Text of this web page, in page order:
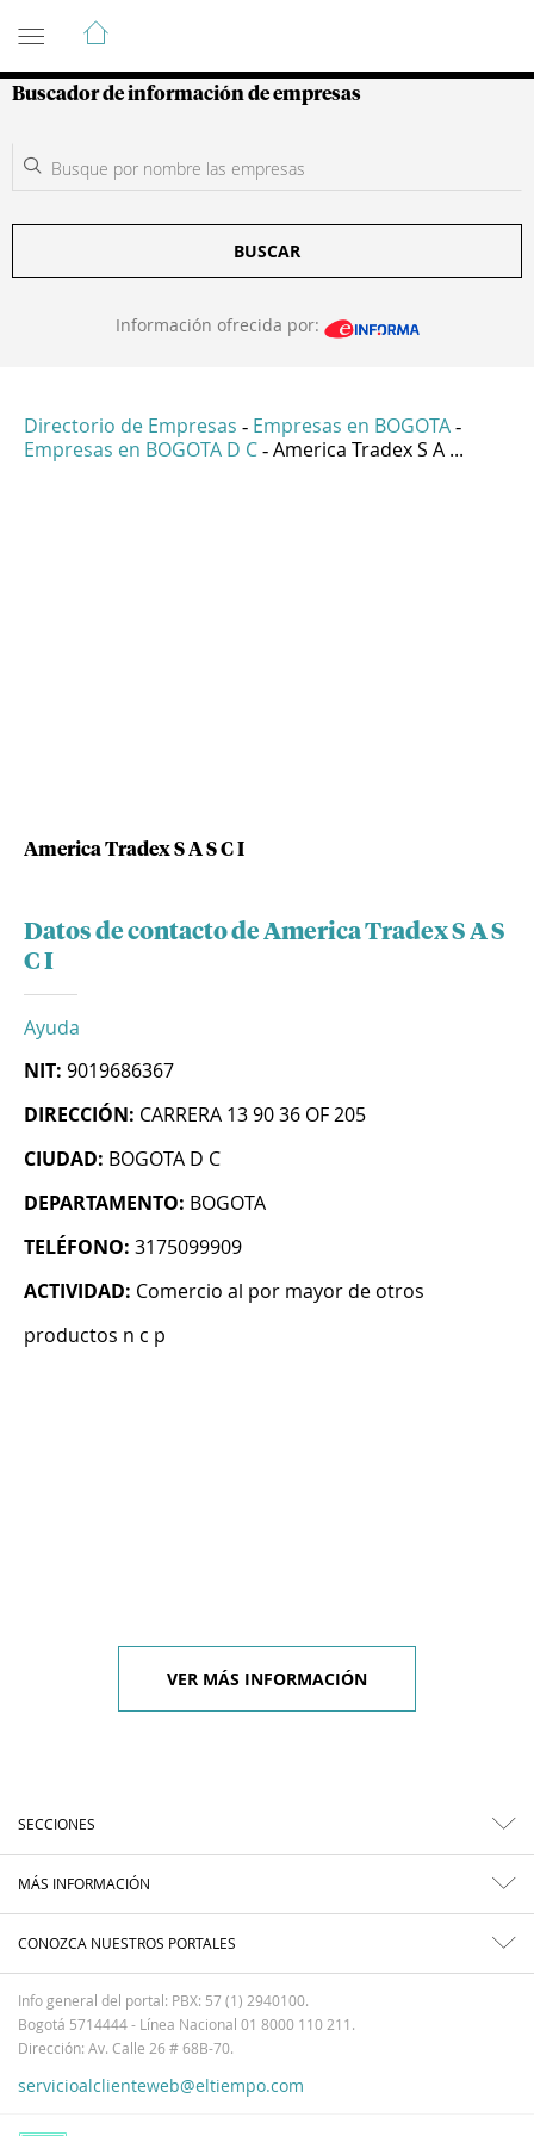
Guía de Empresas Colombianas
Buscador de información de empresas
BUSCAR
Información ofrecida por:
Directorio de Empresas - Empresas en BOGOTA -
Empresas en BOGOTA D C - America Tradex S A ...
America Tradex S A S C I
Datos de contacto de America Tradex S A S
C I
Ayuda
NIT: 9019686367
DIRECCIÓN: CARRERA 13 90 36 OF 205
CIUDAD: BOGOTA D C
DEPARTAMENTO: BOGOTA
TELÉFONO: 3175099909
ACTIVIDAD: Comercio al por mayor de otros
productos n c p
VER MÁS INFORMACIÓN
SECCIONES
MÁS INFORMACIÓN
CONOZCA NUESTROS PORTALES
Info general del portal: PBX: 57 (1) 2940100.
Bogotá 5714444 - Línea Nacional 01 8000 110 211.
Dirección: Av. Calle 26 # 68B-70.
servicioalclienteweb@eltiempo.com